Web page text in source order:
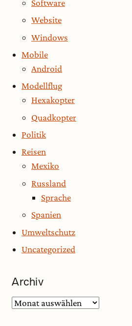
Software
Website
Windows
Mobile
Android
Modellflug
Hexakopter
Quadkopter
Politik
Reisen
Mexiko
Russland
Sprache
Spanien
Umweltschutz
Uncategorized
Archiv
Archiv